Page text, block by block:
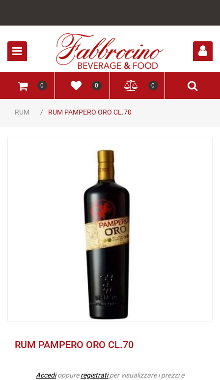
0 0 0
RUM RUM PAMPERO ORO CL.70
RUM PAMPERO ORO CL.70
Accedioppureregistrati per visualizzare i prezzi e